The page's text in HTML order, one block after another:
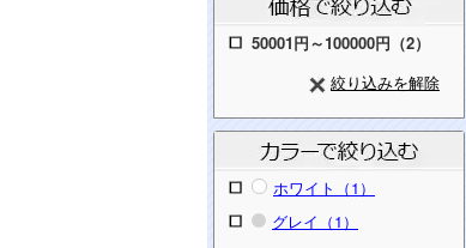
50001円～100000円（2）
絞り込みを解除
ホワイト（1）
グレイ（1）